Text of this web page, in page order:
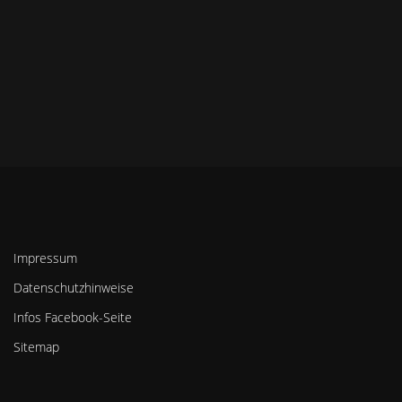
Impressum
Datenschutzhinweise
Infos Facebook-Seite
Sitemap